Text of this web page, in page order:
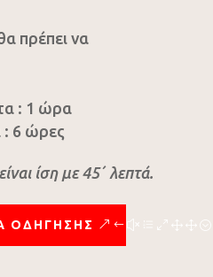
πρέπει να
: 1 ώρα
: 6 ώρες
ίση με 45΄ λεπτά.
ΟΔΗΓΗΣΗΣ